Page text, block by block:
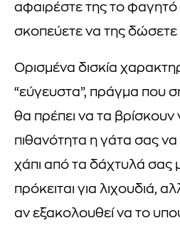
αφαιρέστε της το φαγητό
σκοπεύετε να της
Ορισμένα δισκία
“εύγευστα”, πράγμα που
θα πρέπει να τα βρίσκουν
πιθανότητα η γάτα σας
χάπι από τα δάχτυλά σας
πρόκειται για λιχουδιά,
αν εξακολουθεί να το